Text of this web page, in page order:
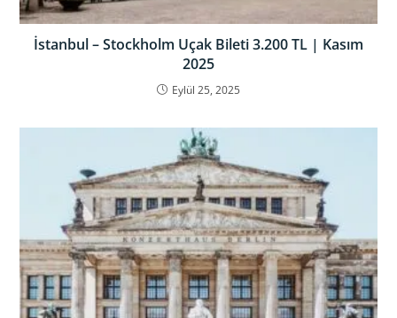
İstanbul – Stockholm Uçak Bileti 3.200 TL | Kasım
2025
Eylül 25, 2025